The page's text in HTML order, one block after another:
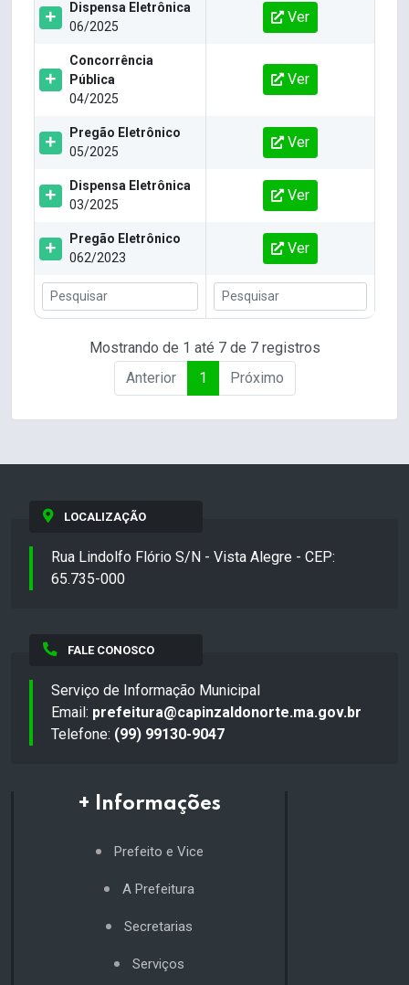
Dispensa Eletrônica
06/2025
Ver
Concorrência
Pública
04/2025
Ver
Pregão Eletrônico
05/2025
Ver
Dispensa Eletrônica
03/2025
Ver
Pregão Eletrônico
062/2023
Ver
Mostrando de 1 até 7 de 7 registros
Anterior
1 Próximo
LOCALIZAÇÃO
Rua Lindolfo Flório S/N - Vista Alegre - CEP:
65.735-000
FALE CONOSCO
Serviço de Informação Municipal
Email: prefeitura@capinzaldonorte.ma.gov.br
Telefone: (99) 99130-9047
+ Informações
Prefeito e Vice
A Prefeitura
Secretarias
Serviços